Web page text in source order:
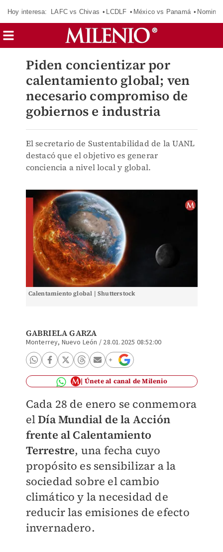
Hoy interesa: LAFC vs Chivas LCDLF México vs Panamá
Piden concientizar por
calentamiento global; ven
necesario compromiso de
gobiernos e industria
El secretario de Sustentabilidad de la UANL
destacó que el objetivo es generar
conciencia a nivel local y global.
Calentamiento global | Shutterstock
GABRIELA GARZA
Monterrey, Nuevo León / 28.01.2025 08:52:00
Únete al canal de Milenio
Cada 28 de enero se conmemora
elDía Mundial de la Acción
frente al Calentamiento
Terrestre, una fecha cuyo
propósito es sensibilizar a la
sociedad sobre el cambio
climático y la necesidad de
reducir las emisiones de efecto
invernadero.